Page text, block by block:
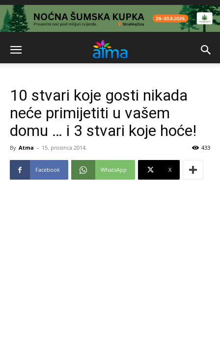
10 stvari koje gosti nikada
neće primijetiti u vašem
domu … i 3 stvari koje hoće!
By Atma - 15. prosinca 2014. 433
Facebook WhatsApp X